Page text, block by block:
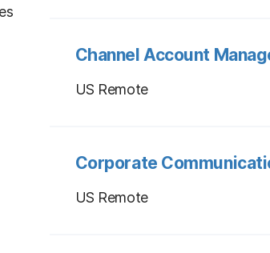
Channel Account
US Remote
Corporate
US Remote